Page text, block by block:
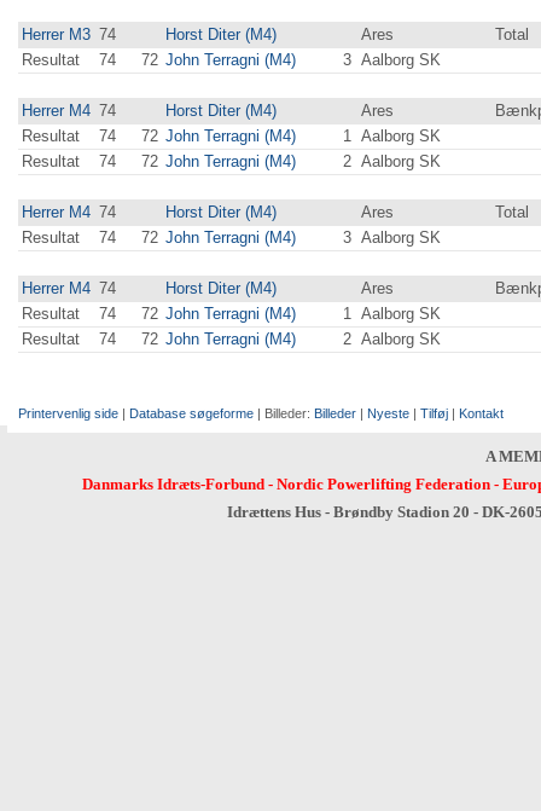
Herrer M3 74 Horst Diter (M4) Ares
Total
Resultat
74 72 John Terragni (M4) 3 Aalborg SK
Herrer M4 74 Horst Diter (M4) Ares
Resultat
74 72 John Terragni (M4) 1 Aalborg SK
Resultat
74 72 John Terragni (M4) 2 Aalborg SK
Herrer M4 74 Horst Diter (M4) Ares
Total
Resultat
74 72 John Terragni (M4) 3 Aalborg SK
Herrer M4 74 Horst Diter (M4) Ares
Resultat
74 72 John Terragni (M4) 1 Aalborg SK
Resultat
74 72 John Terragni (M4) 2 Aalborg SK
Printervenlig side | Database søgeforme | Billeder: Billeder | Nyeste | Tilføj | Kontakt
A
Danmarks Idræts-Forbund- Nordic Powerlifting Federation-
Idrættens Hus - Brøndby Stadion 20 - DK-